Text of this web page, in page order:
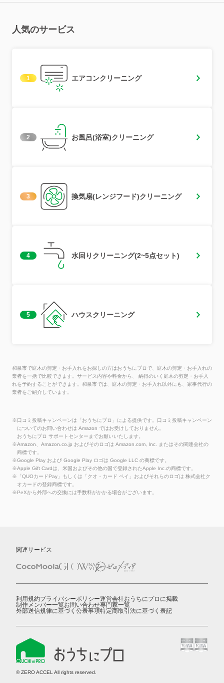
人気のサービス
1 エアコンクリーニング
2 お風呂(浴室)クリーニング
3 換気扇(レンジフード)クリーニング
4 水回りクリーニング(2~5点セット)
5 ハウスクリーニング
和泉市で庭木の剪定・お手入れをお探しの方はおうちにプロで、庭木の剪定・お手入れの
業者を一括で比較できます。サービス内容や料金から、 納得のいく庭木の剪定・お手入
れを予約することができます。和泉市では、庭木の剪定・お手入れ以外にも、家事代行の
業者をご紹介しています。
※口コミ投稿キャンペーンは「おうちにプロ」による提供です。口コミ投稿キャンペーン
についてのお問い合わせは Amazon ではお受けしておりません。
おうちにプロ サポートセンターまでお願いいたします。
※Amazon、Amazon.co.jp およびそのロゴは Amazon.com, Inc. またはその関連会社の
商標です。
※Google Play および Google Play ロゴは Google LLC の商標です。
※Apple Gift Cardは、米国およびその他の国で登録されたApple Inc.の商標です。
※「QUOカードPay」もしくは「クオ・カード ペイ」およびそれらのロゴは 株式会社ク
オカードの登録商標です。
※PeXから外部への交換には手数料がかかる場合がございます。
関連サービス
利用規約プライバシーポリシー運営会社おうちにプロに掲載
制作メンバー一覧お問い合わせ専門家一覧
外部送信規律に基づく公表事項特定商取引法に基づく表記
© ZERO ACCEL All rights reserved.